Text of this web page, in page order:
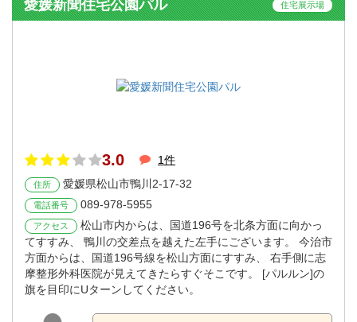
愛媛新聞住宅公園パル 住宅展示場
3.0 1件
住所 愛媛県松山市鴨川2-17-32
電話番号 089-978-5955
アクセス
松山市内からは、国道196号を北条方面に向かっ
てすすみ、 鴨川の交差点を越えた左手にございます。 今治市
方面からは、国道196号線を松山方面にすすみ、 右手側に志
摩整形外科医院が見えてきたらすぐそこです。 [パルルン]の
旗を目印にUターンしてください。